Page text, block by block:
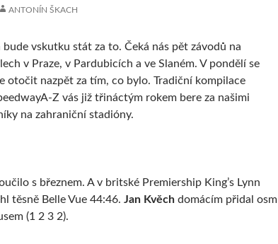
ANTONÍN ŠKACH
bude vskutku stát za to. Čeká nás pět závodů na
v Praze, v Pardubicích a ve Slaném. V pondělí se
otočit nazpět za tím, co bylo. Tradiční kompilace
Z vás již třináctým rokem bere za našimi
na zahraniční stadióny.
s březnem. A v britské Premiership King’s Lynn
těsně Belle Vue 44:46. Jan Kvěchdomácím přidal osm
(1 2 3 2).